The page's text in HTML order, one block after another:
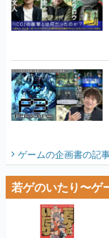
ゲームの企画書の記
若ゲのいたり〜ゲ